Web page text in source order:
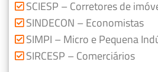
SCIESP – Corretores de
SINDECON – Economistas
SIMPI – Micro e Pequena
SIRCESP – Comerciários